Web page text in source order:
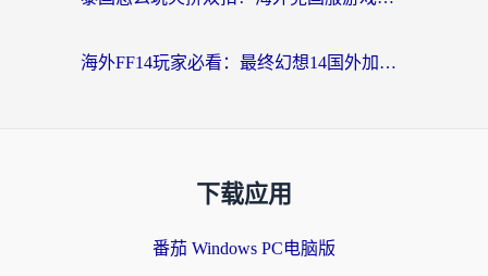
海外FF14玩家必看：最终幻想14国外加速器下载安装全攻略+卡顿解决秘籍
下载应用
番茄 Windows PC电脑版